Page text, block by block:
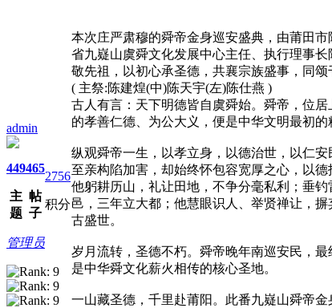
admin
449
主
题
465
帖
子
2756
积分
管理员
本次庄严肃穆的舜帝金身巡安盛典，由莆田
省九嶷山虞舜文化发展中心主任、执行理事
敬先祖，以初心承圣德，共襄宗族盛事，同颂
( 主祭:陈建煌(中)陈天宇(左)陈仕燕 )
古人有言：天下明德皆自虞舜始。舜帝，位
的孝善仁德、为公大义，便是中华文明最初
纵观舜帝一生，以孝立身，以德治世，以仁
至亲构陷加害，却始终怀包容宽厚之心，以
他躬耕历山，礼让田地，不争分毫私利；垂
邑，三年立大都；他慧眼识人、举贤禅让，
古盛世。
岁月流转，圣德不朽。舜帝晚年南巡安民，
是中华舜文化薪火相传的核心圣地。
一山藏圣德，千里赴莆阳。此番九嶷山舜帝